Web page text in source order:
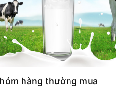
hàng thường mua